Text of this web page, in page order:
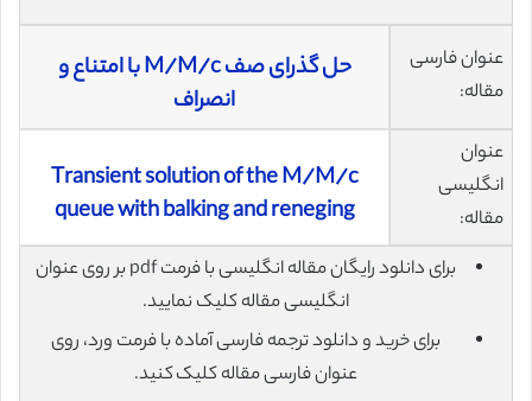
عنوان فارسی
مقاله:
حل گذرای صف M/M/c با امتناع و
انصراف
عنوان
انگلیسی
مقاله:
Transient solution of the M/M/c
queue with balking and reneging
برای دانلود رایگان مقاله انگلیسی با فرمت pdf بر روی عنوان
انگلیسی مقاله کلیک نمایید.
برای خرید و دانلود ترجمه فارسی آماده با فرمت ورد، روی
عنوان فارسی مقاله کلیک کنید.